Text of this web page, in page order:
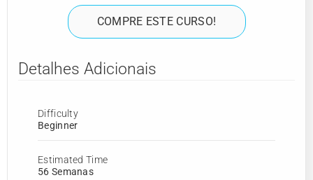
COMPRE ESTE CURSO!
Detalhes Adicionais
Difficulty
Beginner
Estimated Time
56 Semanas